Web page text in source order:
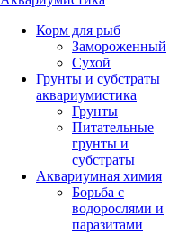
Корм для рыб
Замороженный
Сухой
Грунты и субстраты
аквариумистика
Грунты
Питательные
грунты и
субстраты
Аквариумная химия
Борьба с
водорослями и
паразитами